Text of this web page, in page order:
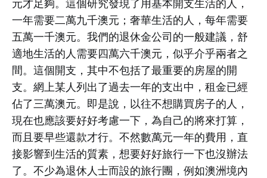
元才足夠。這個研究發現了用基本開支生活的人，
一年需要二萬九千澳元；奢華生活的人，每年需要
五萬一千澳元。我們的退休金公司的一般建議，舒
適地生活的人需要四萬六千澳元，似乎介乎兩者之
間。這個開支，其中不包括了最重要的房屋的開
支。網上某人列出了過去一年的支出中，租金已經
佔了三萬澳元。即是說，以往不想購買房子的人，
現在也應該要好好考慮一下，為自己的將來打算，
而且要早些還款才行。不然數萬元一年的費用，直
接影響到生活的質素，想要好好旅行一下也沒辦法
了。不少為退休人士而設的旅行團，例如澳洲境內